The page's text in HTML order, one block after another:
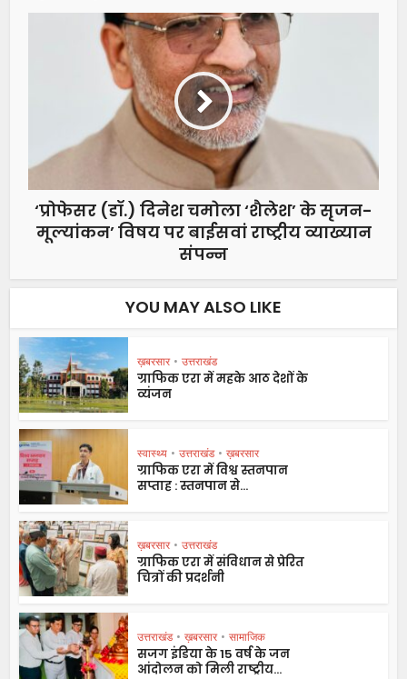
‘प्रोफेसर (डॉ.) दिनेश चमोला ‘शैलेश’ के सृजन-
मूल्यांकन’ विषय पर बाईसवां राष्ट्रीय व्याख्यान
संपन्न
YOU MAY ALSO LIKE
ख़बरसार • उत्तराखंड
ग्राफिक एरा में महके आठ देशों के
व्यंजन
स्वास्थ्य • उत्तराखंड • ख़बरसार
ग्राफिक एरा में विश्व स्तनपान
सप्ताह : स्तनपान से...
ख़बरसार • उत्तराखंड
ग्राफिक एरा में संविधान से प्रेरित
चित्रों की प्रदर्शनी
उत्तराखंड • ख़बरसार • सामाजिक
सजग इंडिया के 15 वर्ष के जन
आंदोलन को मिली राष्ट्रीय...